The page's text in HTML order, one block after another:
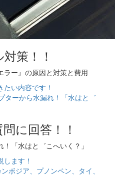
策！！
ラー』の原因と対策と費用
い内容です！
に回答！！
「水はと゛こへいく？」
ます！